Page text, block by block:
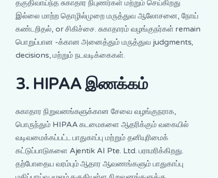
தகுதிவாய்ந்த சுகாதார நிபுணர்கள் மற்றும் செய்கிறது
இல்லை மாற்ற தொழில்முறை மருத்துவ ஆலோசனை, நோய்
கண்டறிதல், or சிகிச்சை. சுகாதாரம் வழங்குநர்கள் remain
பொறுப்பான -க்கான அனைத்தும் மருத்துவ judgments,
decisions, மற்றும் நடவடிக்கைகள்.
3. HIPAA இணக்கம்
சுகாதார நிறுவனங்களுக்கான சேவை வழங்குநராக,
பொருந்தும் HIPAA கடமைகளை ஆதரிக்கும் வகையில்
வடிவமைக்கப்பட்ட பாதுகாப்பு மற்றும் தனியுரிமைக்
கட்டுப்பாடுகளை Ajentik AI Pte. Ltd. பராமரிக்கிறது.
தற்போதைய வரம்பும் ஆதார ஆவணங்களும் பாதுகாப்பு